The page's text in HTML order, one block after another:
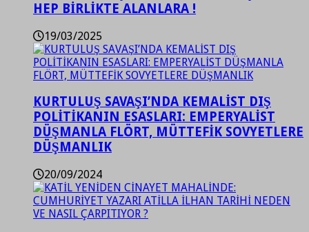
HEP BİRLİKTE ALANLARA !
19/03/2025
KURTULUŞ SAVAŞI’NDA KEMALİST DIŞ
POLİTİKANIN ESASLARI: EMPERYALİST
DÜŞMANLA FLÖRT, MÜTTEFİK SOVYETLERE
DÜŞMANLIK
20/09/2024